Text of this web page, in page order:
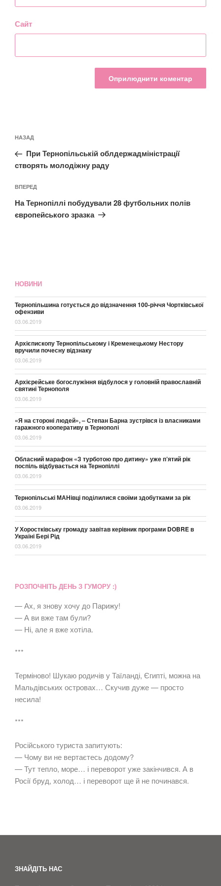
Сайт
записів
Попередній
запис:
НАЗАД
При Тернопільській облдержадміністрації
створять молодіжну раду
Наступний
запис
ВПЕРЕД
На Тернопіллі побудували 28 футбольних полів
європейського зразка
НОВИНИ
Тернопільшина готується до відзначення 100-річчя Чортківської
офензиви
03.06.2019
Архієпископу Тернопільському і Кременецькому Нестору
вручили почесну відзнаку
03.06.2019
Архієрейське богослужіння відбулося у головній православній
святині Тернополя
03.06.2019
«Я на стороні людей», – Степан Барна зустрівся із власниками
гаражного кооперативу в Тернополі
03.06.2019
Обласний марафон «З турботою про дитину» уже п’ятий рік
поспіль відбувається на Тернопіллі
03.06.2019
Тернопільські МАНівці поділилися своїми здобутками за рік
03.06.2019
У Хоростківську громаду завітав керівник програми DOBRE в
Україні Бері Рід
03.06.2019
РОЗПОЧНІТЬ ДЕНЬ З ГУМОРУ :)
— Ах, я знову хочу до Парижу!
— А ви вже там були?
— Ні, але я вже хотіла.
***
Терміново! Шукаю родичів у Таїланді, Єгипті, можна на
Мальдівських островах… Скучив дуже — просто
несила!
***
Російського туриста запитують:
— Чому ви не вертаєтесь додому?
— Тут тепло, море… і переворот уже закінчився. А в
Росії бруд, холод… і переворот ще й не починався.
ЗНАЙДІТЬ НАС